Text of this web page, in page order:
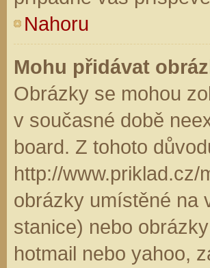
Nahoru
Mohu přidávat
Obrázky se mohou
v současné době
board. Z tohoto
http://
obrázky umístěné na
stanice) nebo
hotmail nebo yahoo,